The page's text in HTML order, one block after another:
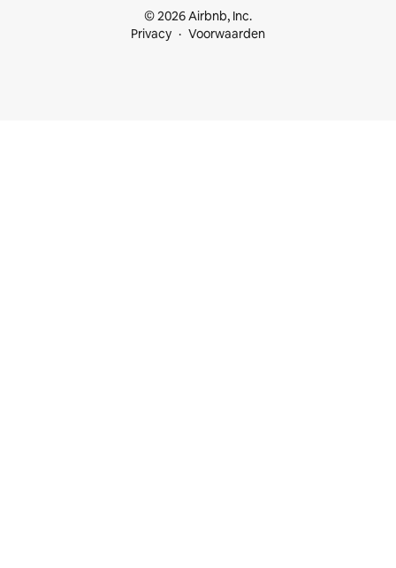
© 2026 Airbnb, Inc.
Privacy
Voorwaarden